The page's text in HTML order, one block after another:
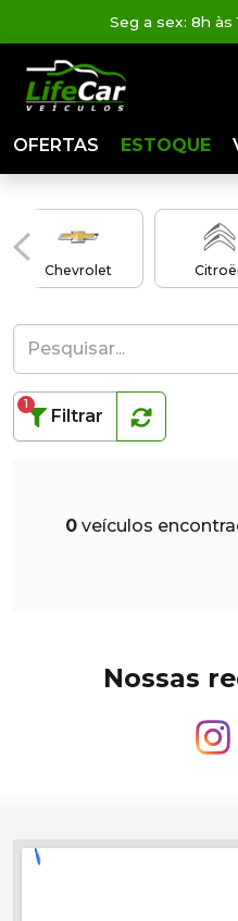
Seg a sex: 8h às
OFERTAS ESTOQUE
Chevrolet
Filtrar
1
0 veículos
Nossas